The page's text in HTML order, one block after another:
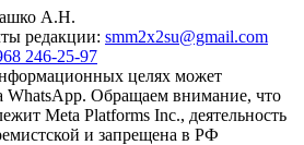
А.Н.
редакции: smm2x2su@gmail.com
246-25-97
целях может
WhatsApp. Обращаем внимание, что
Meta Platforms Inc., деятельность
и запрещена в РФ